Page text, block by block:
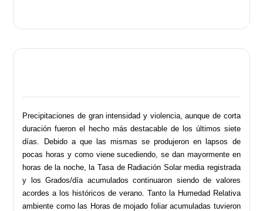
Precipitaciones de gran intensidad y violencia, aunque de corta
duración fueron el hecho más destacable de los últimos siete
días. Debido a que las mismas se produjeron en lapsos de
pocas horas y como viene sucediendo, se dan mayormente en
horas de la noche, la Tasa de Radiación Solar media registrada
y los Grados/día acumulados continuaron siendo de valores
acordes a los históricos de verano. Tanto la Humedad Relativa
ambiente como las Horas de mojado foliar acumuladas tuvieron